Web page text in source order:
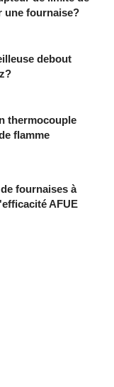
une fournaise?
debout
thermocouple
flamme
fournaises à
AFUE